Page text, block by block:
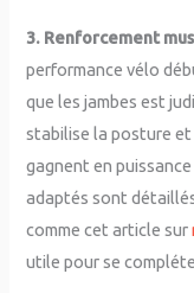
3. Renforcement
performance vélo
que les jambes est
stabilise la posture et
gagnent en
adaptés sont
comme cet article sur
utile pour se